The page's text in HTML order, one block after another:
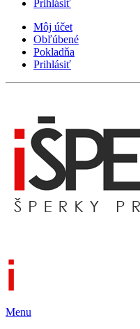
Prihlásiť
Môj účet
Obľúbené
Pokladňa
Prihlásiť
Menu